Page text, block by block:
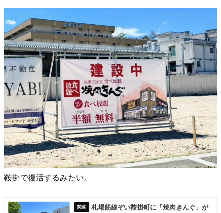
鞍掛で復活するみたい。
札場筋線ぞい鞍掛町に「焼肉きんぐ」が